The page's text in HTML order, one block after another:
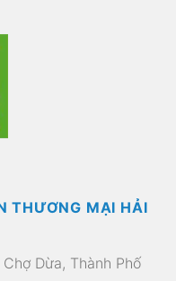
THƯƠNG MẠI HẢI
Dừa, Thành Phố